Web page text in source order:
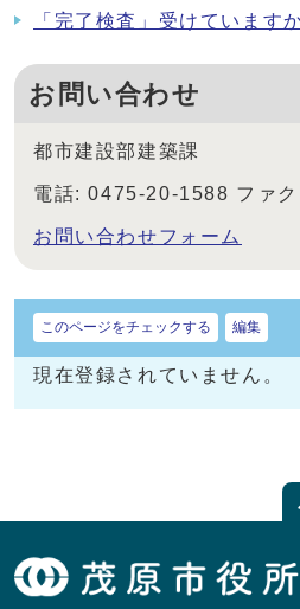
「完了検査」受けています
お問い合わせ
都市建設部建築課
電話: 0475-20-1588 ファ
お問い合わせフォーム
このページをチェックする 編集
現在登録されていません。